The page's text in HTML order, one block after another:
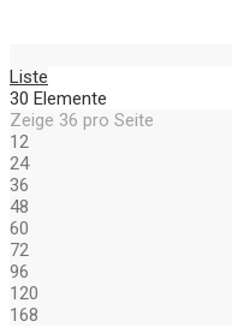
Liste
30 Elemente
Zeige 36 pro Seite
12
24
36
48
60
72
96
120
168